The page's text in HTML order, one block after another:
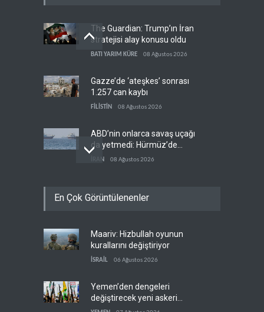
The Guardian: Trump’ın İran
stratejisi alay konusu oldu
BATI YARIM KÜRE 08 Ağustos 2026
Gazze’de ‘ateşkes’ sonrası
1.257 can kaybı
FİLİSTİN 08 Ağustos 2026
ABD’nin onlarca savaş uçağı
da yetmedi: Hürmüz’de
gemi vuruldu
İRAN 08 Ağustos 2026
'Arap projesi' uyarısı
Mossad’ın İran'a karşı Kürt
planı neden çöktü?
En Çok Görüntülenenler
Maariv: Hizbullah oyunun
kurallarını değiştiriyor
İSRAİL 06 Ağustos 2026
Yemen’den dengeleri
değiştirecek yeni askeri
denklem